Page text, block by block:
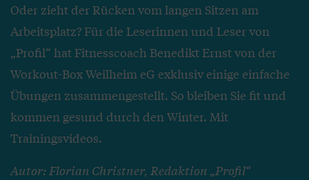
Oder zieht der Rücken vom langen Sitzen am
Arbeitsplatz? Für die Leserinnen und Leser von
„Profil“ hat Fitnesscoach Benedikt Ernst von der
Workout-Box Weilheim eG exklusiv einige einfache
Übungen zusammengestellt. So bleiben Sie fit und
kommen gesund durch den Winter. Mit
Trainingsvideos.
Autor: Florian Christner, Redaktion „Profil“